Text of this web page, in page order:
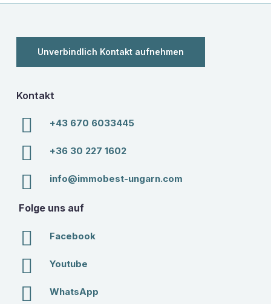
Unverbindlich Kontakt aufnehmen
Kontakt
+43 670 6033445
+36 30 227 1602
info@immobest-ungarn.com
Folge uns auf
Facebook
Youtube
WhatsApp